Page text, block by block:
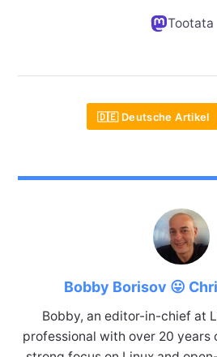
Tootata
🇩🇪 Deutsche Artikel
Bobby Borisov 😛
Bobby, an editor-in-chief at
professional with over 20 years